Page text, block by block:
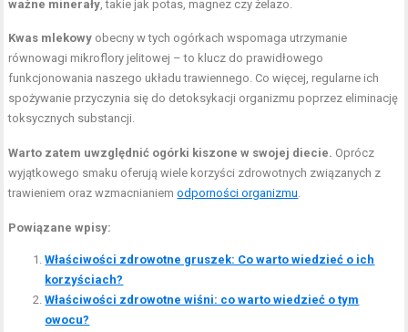
ważne minerały, takie jak potas, magnez czy żelazo.
Kwas mlekowy obecny w tych ogórkach wspomaga utrzymanie
równowagi mikroflory jelitowej – to klucz do prawidłowego
funkcjonowania naszego układu trawiennego. Co więcej, regularne ich
spożywanie przyczynia się do detoksykacji organizmu poprzez eliminację
toksycznych substancji.
Warto zatem uwzględnić ogórki kiszone w swojej diecie. Oprócz
wyjątkowego smaku oferują wiele korzyści zdrowotnych związanych z
trawieniem oraz wzmacnianiemodporności organizmu.
Powiązane wpisy:
Właściwości zdrowotne gruszek: Co warto wiedzieć o ich
korzyściach?
Właściwości zdrowotne wiśni: co warto wiedzieć o tym
owocu?